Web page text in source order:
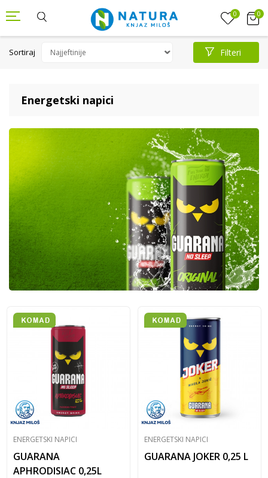
0 0
Energetski napici
Sortiraj Filteri
ENERGETSKI NAPICI
GUARANA
APHRODISIAC 0,25L
ENERGETSKI NAPICI
GUARANA JOKER 0,25 L